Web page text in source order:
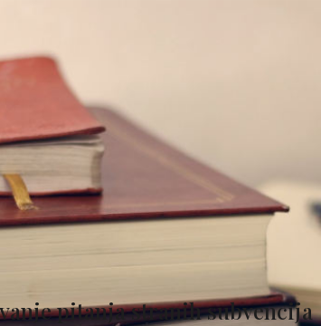
pitanja stranih subvencija